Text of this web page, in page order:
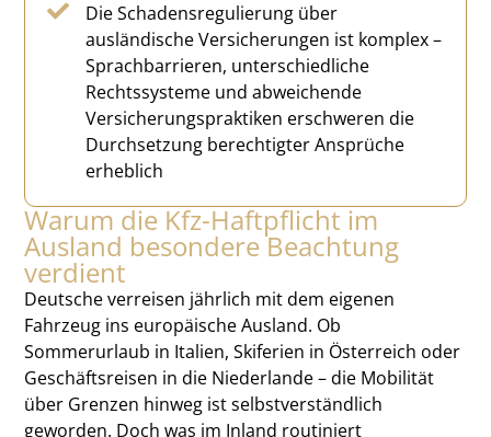
Die Schadensregulierung über
ausländische Versicherungen ist komplex –
Sprachbarrieren, unterschiedliche
Rechtssysteme und abweichende
Versicherungspraktiken erschweren die
Durchsetzung berechtigter Ansprüche
erheblich
Warum die Kfz-Haftpflicht im
Ausland besondere Beachtung
verdient
Deutsche verreisen jährlich mit dem eigenen
Fahrzeug ins europäische Ausland. Ob
Sommerurlaub in Italien, Skiferien in Österreich oder
Geschäftsreisen in die Niederlande – die Mobilität
über Grenzen hinweg ist selbstverständlich
geworden. Doch was im Inland routiniert